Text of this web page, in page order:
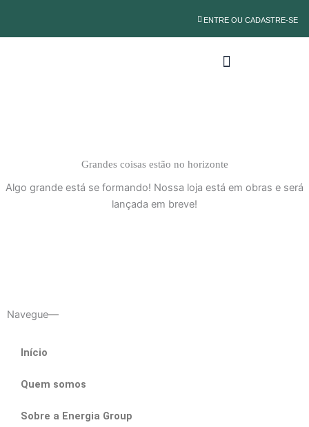
o
ENTRE OU CADASTRE-SE
Grandes coisas estão no horizonte
Algo grande está se formando! Nossa loja está em obras e será
lançada em breve!
Navegue
Início
Quem somos
Sobre a Energia Group